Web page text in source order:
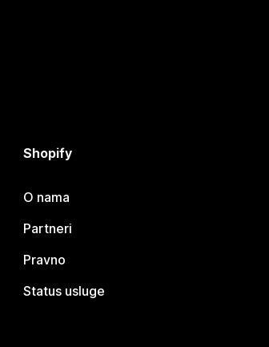
Shopify
O nama
Partneri
Pravno
Status usluge